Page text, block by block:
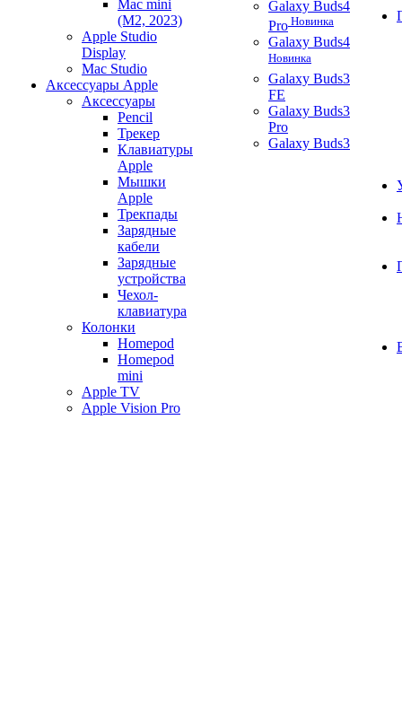
Mac mini
(M2, 2023)
Apple Studio
Display
Mac Studio
Аксессуары Apple
Аксессуары
Pencil
Трекер
Клавиатуры
Apple
Мышки
Apple
Трекпады
Зарядные
кабели
Зарядные
устройства
Чехол-
клавиатура
Колонки
Homepod
Homepod
mini
Apple TV
Apple Vision Pro
Galaxy Buds4
Pro Новинка
Galaxy Buds4
Новинка
Galaxy Buds3
FE
Galaxy Buds3
Pro
Galaxy Buds3